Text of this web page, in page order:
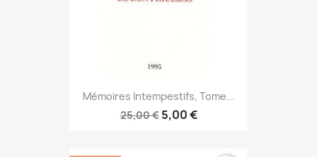
Mémoires Intempestifs, Tome...
25,00 € 5,00 €